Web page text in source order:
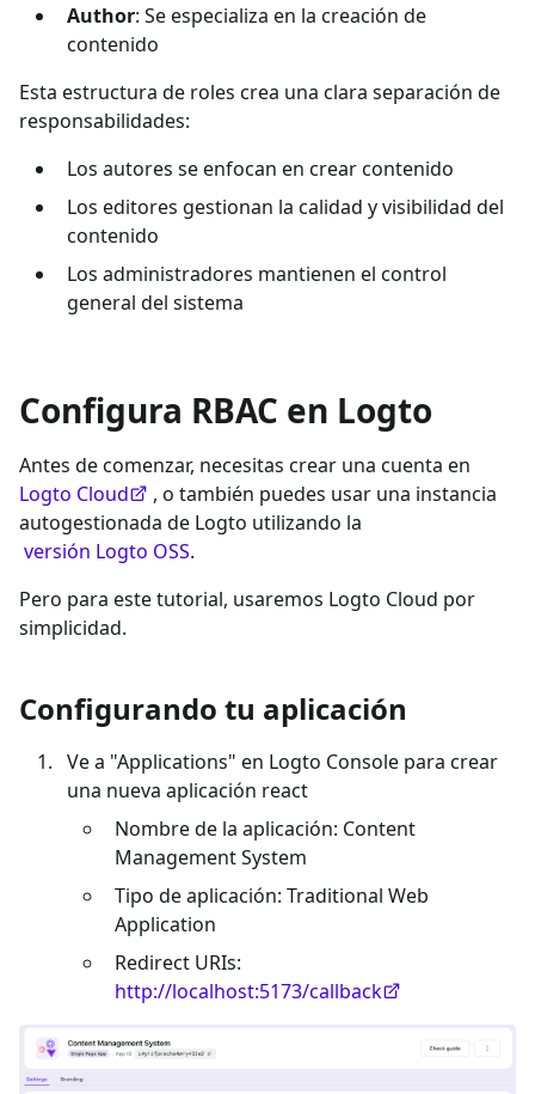
Author: Se especializa en la creación de
contenido
Esta estructura de roles crea una clara separación de
responsabilidades:
Los autores se enfocan en crear contenido
Los editores gestionan la calidad y visibilidad del
contenido
Los administradores mantienen el control
general del sistema
Configura RBAC en Logto
Antes de comenzar, necesitas crear una cuenta en
Logto Cloud
, o también puedes usar una instancia
autogestionada de Logto utilizando la
versión Logto OSS.
Pero para este tutorial, usaremos Logto Cloud por
simplicidad.
Configurando tu aplicación
Ve a "Applications" en Logto Console para crear
una nueva aplicación react
Nombre de la aplicación: Content
Management System
Tipo de aplicación: Traditional Web
Application
Redirect URIs:
http://localhost:5173/callback